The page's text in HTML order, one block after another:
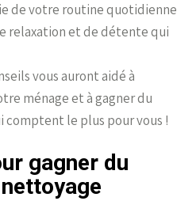
de votre routine quotidienne
relaxation et de détente qui
vous auront aidé à
ménage et à gagner du
comptent le plus pour vous !
gagner du